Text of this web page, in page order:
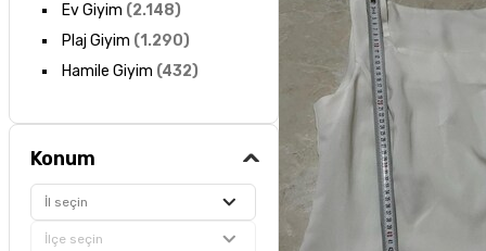
Ev Giyim (2.148)
Plaj Giyim (1.290)
Hamile Giyim (432)
Konum
İl seçin
İlçe seçin